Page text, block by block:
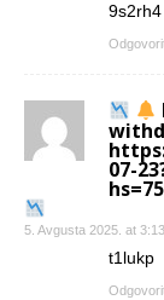
9s2rh4
07-
5. Avgusta 2025. at 3:13
t1lukp